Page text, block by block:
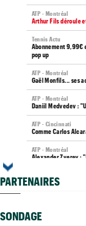
ATP - Montréal
Arthur Fils déroule
Tennis Actu
Abonnement 9,99€
pop up
ATP - Montréal
Gaël Monfils... ses
ATP - Montréal
Daniil Medvedev :
ATP - Cincinnati
Comme Carlos
ATP - Montréal
Alexander Zverev :
Coco Gauff sur les
PARTENAIRES
SONDAGE